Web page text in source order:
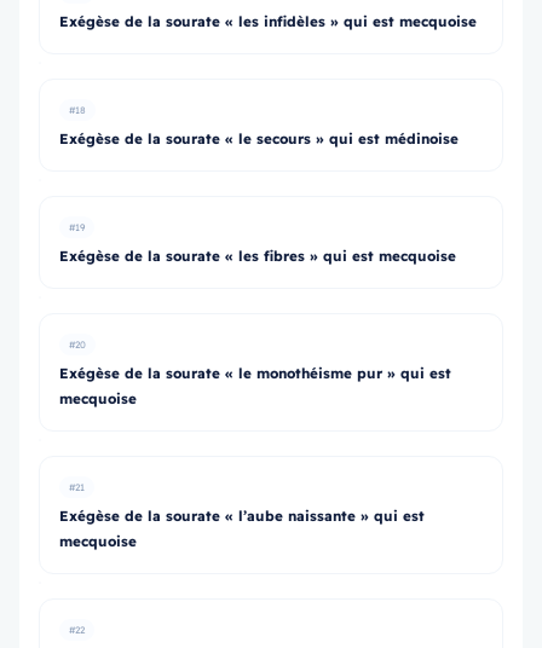
Exégèse de la sourate « les infidèles » qui est mecquoise
#18
Exégèse de la sourate « le secours » qui est médinoise
#19
Exégèse de la sourate « les fibres » qui est mecquoise
#20
Exégèse de la sourate « le monothéisme pur » qui est
mecquoise
#21
Exégèse de la sourate « l’aube naissante » qui est
mecquoise
#22